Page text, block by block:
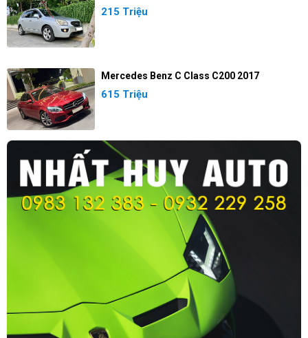
215 Triệu
Mercedes Benz C Class C200 2017
615 Triệu